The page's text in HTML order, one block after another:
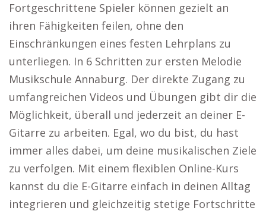
Fortgeschrittene Spieler können gezielt an
ihren Fähigkeiten feilen, ohne den
Einschränkungen eines festen Lehrplans zu
unterliegen. In 6 Schritten zur ersten Melodie
Musikschule Annaburg. Der direkte Zugang zu
umfangreichen Videos und Übungen gibt dir die
Möglichkeit, überall und jederzeit an deiner E-
Gitarre zu arbeiten. Egal, wo du bist, du hast
immer alles dabei, um deine musikalischen Ziele
zu verfolgen. Mit einem flexiblen Online-Kurs
kannst du die E-Gitarre einfach in deinen Alltag
integrieren und gleichzeitig stetige Fortschritte